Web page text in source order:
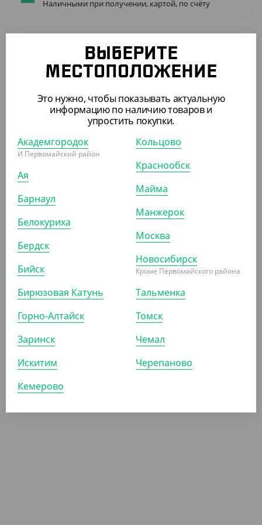
Наличными при получении, картой, по счёту
Количество в коробке 3500
3703103
Длина (мм)
Ширина (мм) 175
ПОХОЖИЕ ТОВАРЫ
АРТ. 3703002
92 ₽
Уголок для Бургера бумажный 140*140
ВЫБЕРИТЕ
МЕСТОПОЛОЖЕНИЕ
Это нужно, чтобы показывать актуальную
информацию по наличию товаров и
упростить покупки.
Академгородок
И Первомайский район
Ая
Барнаул
Белокуриха
Бердск
Бийск
Бирюзовая Катунь
Горно-Алтайск
Заринск
Искитим
Кемерово
Кольцово
Краснообск
Майма
Манжерок
Москва
Новосибирск
Кроме Первомайского района
Тальменка
Томск
Чемал
Черепаново